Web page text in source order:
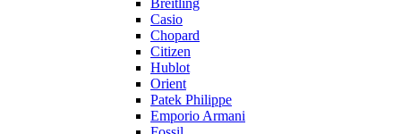
Breitling
Casio
Chopard
Citizen
Hublot
Orient
Patek Philippe
Emporio Armani